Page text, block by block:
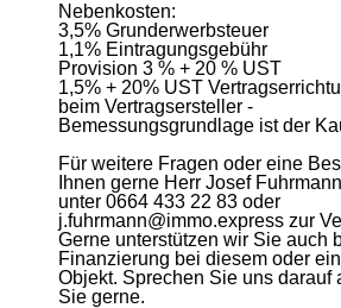
Nebenkosten:
3,5% Grunderwerbsteuer
1,1% Eintragungsgebühr
Provision 3 % + 20 % UST
1,5% + 20% UST
beim Vertragsersteller -
Bemessungsgrundlage ist der
Für weitere Fragen oder eine
Ihnen gerne Herr Josef Fuhrmann
unter 0664 433 22 83 oder
j.fuhrmann@immo.express zur
Gerne unterstützen wir Sie auch
Finanzierung bei diesem oder
Objekt. Sprechen Sie uns darauf
Sie gerne.